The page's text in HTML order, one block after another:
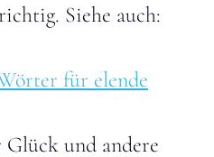
Siehe auch:
für elende
und andere